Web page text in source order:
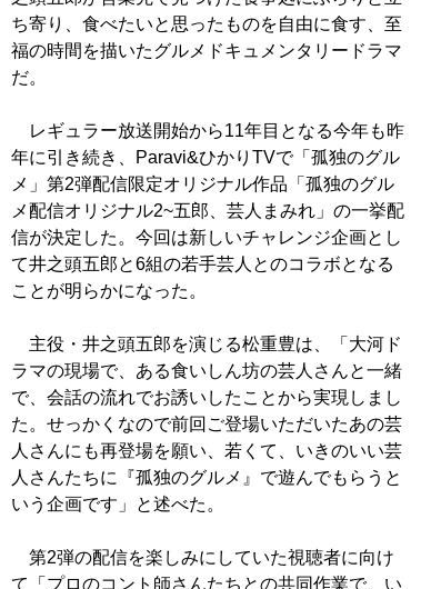
ち寄り、食べたいと思ったものを自由に食す、至
福の時間を描いたグルメドキュメンタリードラマ
だ。
レギュラー放送開始から11年目となる今年も昨
年に引き続き、Paravi&ひかりTVで「孤独のグル
メ」第2弾配信限定オリジナル作品「孤独のグル
メ配信オリジナル2~五郎、芸人まみれ」の一挙配
信が決定した。今回は新しいチャレンジ企画とし
て井之頭五郎と6組の若手芸人とのコラボとなる
ことが明らかになった。
主役・井之頭五郎を演じる松重豊は、「大河ド
ラマの現場で、ある食いしん坊の芸人さんと一緒
で、会話の流れでお誘いしたことから実現しまし
た。せっかくなので前回ご登場いただいたあの芸
人さんにも再登場を願い、若くて、いきのいい芸
人さんたちに『孤独のグルメ』で遊んでもらうと
いう企画です」と述べた。
第2弾の配信を楽しみにしていた視聴者に向け
て「プロのコント師さんたちとの共同作業で、い